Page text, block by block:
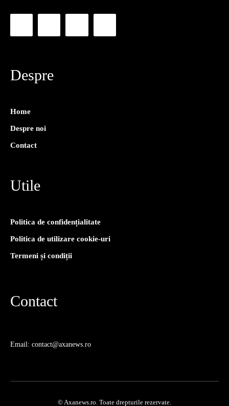
Despre
Home
Despre noi
Contact
Utile
Politica de confidențialitate
Politica de utilizare cookie-uri
Termeni și condiții
Contact
Email: contact@axanews.ro
© Axanews.ro. Toate drepturile rezervate.